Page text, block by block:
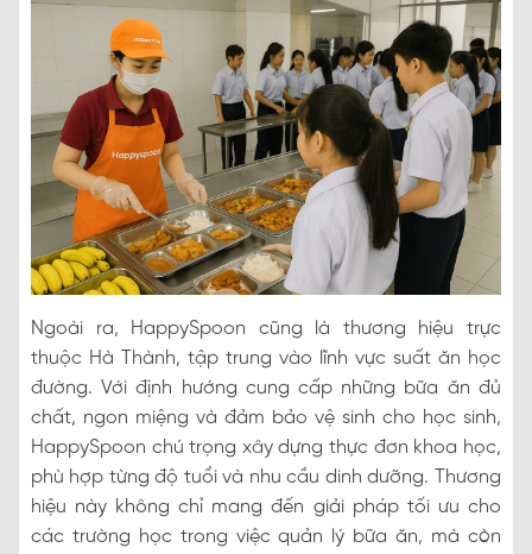
Ngoài ra, HappySpoon cũng là thương hiệu trực
thuộc Hà Thành, tập trung vào lĩnh vực suất ăn học
đường. Với định hướng cung cấp những bữa ăn đủ
chất, ngon miệng và đảm bảo vệ sinh cho học sinh,
HappySpoon chú trọng xây dựng thực đơn khoa học,
phù hợp từng độ tuổi và nhu cầu dinh dưỡng. Thương
hiệu này không chỉ mang đến giải pháp tối ưu cho
các trường học trong việc quản lý bữa ăn, mà còn